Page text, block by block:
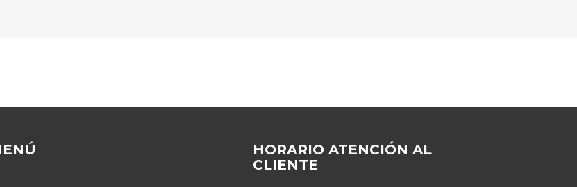
HORARIO ATENCIÓN AL
CLIENTE